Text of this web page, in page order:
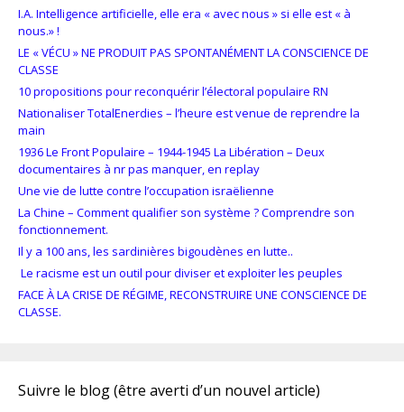
I.A. Intelligence artificielle, elle era « avec nous » si elle est « à
nous.» !
LE « VÉCU » NE PRODUIT PAS SPONTANÉMENT LA CONSCIENCE DE
CLASSE
10 propositions pour reconquérir l’électoral populaire RN
Nationaliser TotalEnerdies – l’heure est venue de reprendre la
main
1936 Le Front Populaire – 1944-1945 La Libération – Deux
documentaires à nr pas manquer, en replay
Une vie de lutte contre l’occupation israëlienne
La Chine – Comment qualifier son système ? Comprendre son
fonctionnement.
Il y a 100 ans, les sardinières bigoudènes en lutte..
Le racisme est un outil pour diviser et exploiter les peuples
FACE À LA CRISE DE RÉGIME, RECONSTRUIRE UNE CONSCIENCE DE
CLASSE.
Suivre le blog (être averti d’un nouvel article)